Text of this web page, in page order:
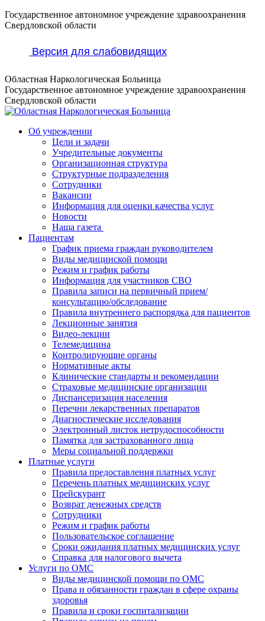
Перейти
к
Государственное автономное учреждение здравоохранения
Свердловской области
Версия для слабовидящих
Областная Наркологическая Больница
Государственное автономное учреждение здравоохранения
Свердловской области
Об учреждении
Цели и задачи
Учредительные документы
Организационная структура
Структурные подразделения
Сотрудники
Вакансии
Информация для оценки качества услуг
Новости
​​Наша газета
Пациентам
График приема граждан руководителем
Виды медицинской помощи
Режим и график работы
Информация для участников СВО
Правила записи на первичный прием/
консультацию/обследование
Правила внутреннего распорядка для пациентов
Лекционные занятия
Видео-лекции
Телемедицина
Контролирующие органы
Нормативные акты
Клинические стандарты и рекомендации
Страховые медицинские организации
Диспансеризация населения
Перечни лекарственных препаратов
Диагностические исследования
Электронный листок нетрудоспособности
Памятка для застрахованного лица
Меры социальной поддержки
Платные услуги
Правила предоставления платных услуг
Перечень платных медицинских услуг
Прейскурант
Возврат денежных средств
Сотрудники
Режим и график работы
Пользовательское соглашение
Сроки ожидания платных медицинских услуг
Справка для налогового вычета
Услуги по ОМС
Виды медицинской помощи по ОМС
Права и обязанности граждан в сфере охраны
здоровья
Правила и сроки госпитализации